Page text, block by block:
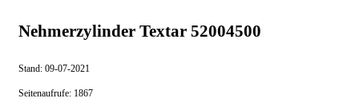
Nehmerzylinder Textar 52004500
Stand: 09-07-2021
Seitenaufrufe: 1867